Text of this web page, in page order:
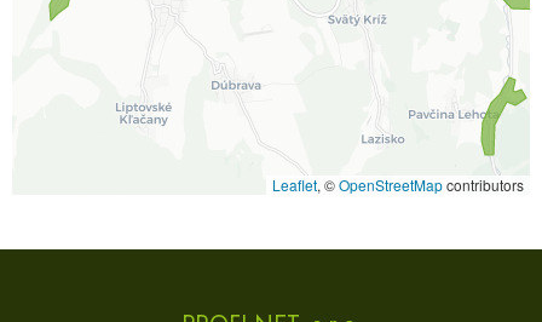
Leaflet, ©OpenStreetMapcontributors